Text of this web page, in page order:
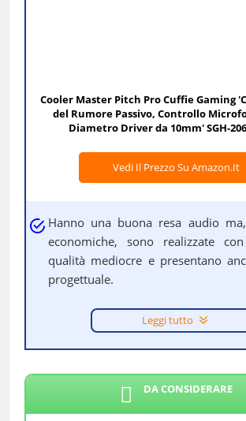
Cooler Master Pitch Pro Cuffie Gaming
del Rumore Passivo, Controllo
Diametro Driver da 10mm' SGH-
Vedi Il Prezzo Su Amazon.it
Hanno una buona resa audio
economiche, sono realizzate
qualità mediocre e presentano
progettuale.
Leggi tutto
DA CONSIDERARE